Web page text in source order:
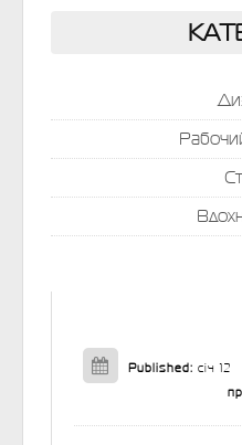
Published:січ 12